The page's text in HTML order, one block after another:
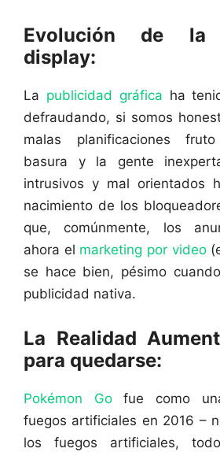
Evolución de la
display:
La publicidad gráfica ha
defraudando, si somos
malas planificaciones
basura y la gente
intrusivos y mal orientados
nacimiento de los
que, comúnmente, los
ahora el marketing por video
se hace bien, pésimo
publicidad nativa.
La Realidad
para quedarse:
Pokémon Gofue como
fuegos artificiales en 2016 –
los fuegos artificiales,